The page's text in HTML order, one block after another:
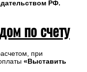
не будет
РФ.